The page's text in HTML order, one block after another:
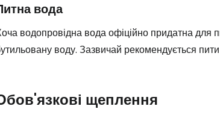
вода
водопровідна вода офіційно придатна для
воду. Зазвичай рекомендується
щеплення
... світова туристична